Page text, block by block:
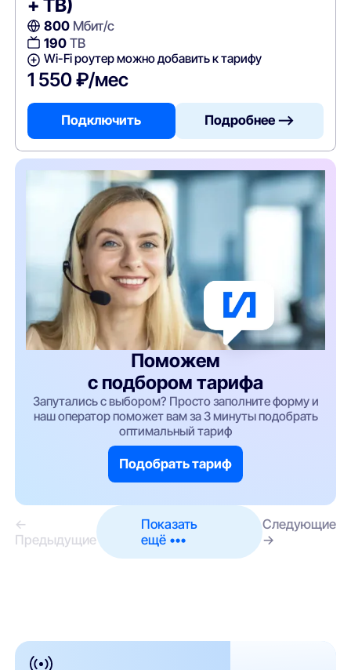
+ ТВ)
800Мбит/с
190ТВ
Wi-Fi роутер можно добавить к тарифу
1 550 ₽/мес
Подключить Подробнее —>
Поможем
с подбором тарифа
Запутались с выбором? Просто заполните форму и
наш оператор поможет вам за 3 минуты подобрать
оптимальный тариф
Подобрать тариф
←
Предыдущие
Показать
ещё •••
Следующие
→